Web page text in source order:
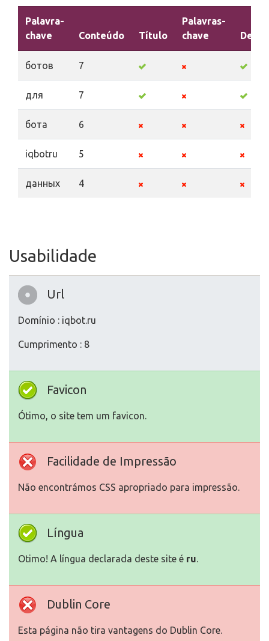
Palavra-
chave
Conteúdo Título
Palavras-
chave
ботов 7
для 7
бота 6
iqbotru 5
данных 4
Usabilidade
Url
Domínio : iqbot.ru
Cumprimento : 8
Favicon
Ótimo, o site tem um favicon.
Facilidade de Impressão
Não encontrámos CSS apropriado para impressão.
Língua
Otimo! A língua declarada deste site é ru.
Dublin Core
Esta página não tira vantagens do Dublin Core.